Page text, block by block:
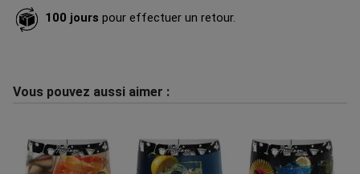
100 jours pour effectuer un retour.
Vous pouvez aussi aimer :